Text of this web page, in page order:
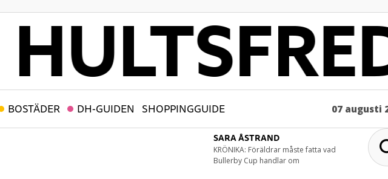
BOSTÄDER DH-GUIDEN SHOPPINGGUIDE 07 augusti
SARA ÅSTRAND
KRÖNIKA: Föräldrar måste fatta vad
Bullerby Cup handlar om